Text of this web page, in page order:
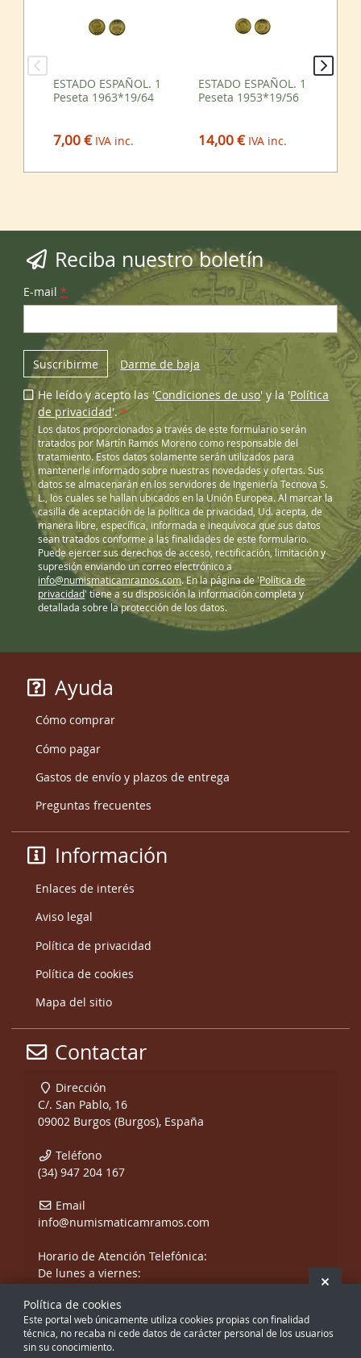
ESTADO ESPAÑOL. 1
Peseta 1963*19/64
7,00 € IVA inc.
ESTADO ESPAÑOL. 1
Peseta 1953*19/56
14,00 € IVA inc.
Reciba nuestro boletín
E-mail *
Suscribirme Darme de baja
He leído y acepto las 'Condiciones de uso' y la 'Política
de privacidad'.*
Los datos proporcionados a través de este formulario serán
tratados por Martín Ramos Moreno como responsable del
tratamiento. Estos datos solamente serán utilizados para
mantenerle informado sobre nuestras novedades y ofertas. Sus
datos se almacenarán en los servidores de Ingeniería Tecnova S.
L., los cuales se hallan ubicados en la Unión Europea. Al marcar la
casilla de aceptación de la política de privacidad, Ud. acepta, de
manera libre, específica, informada e inequívoca que sus datos
sean tratados conforme a las finalidades de este formulario.
Puede ejercer sus derechos de acceso, rectificación, limitación y
supresión enviando un correo electrónico a
info@numismaticamramos.com. En la página de 'Política de
privacidad' tiene a su disposición la información completa y
detallada sobre la protección de los datos.
Ayuda
Cómo comprar
Cómo pagar
Gastos de envío y plazos de entrega
Preguntas frecuentes
Información
Enlaces de interés
Aviso legal
Política de privacidad
Política de cookies
Mapa del sitio
Contactar
Dirección
C/. San Pablo, 16
09002 Burgos (Burgos), España
Teléfono
(34) 947 204 167
Email
info@numismaticamramos.com
Horario de Atención Telefónica:
De lunes a viernes:
y de 17:00 a 20:00 h.
Sábados, sólo mañanas.
Política de cookies
Este portal web únicamente utiliza cookies propias con finalidad
técnica, no recaba ni cede datos de carácter personal de los usuarios
sin su conocimiento.